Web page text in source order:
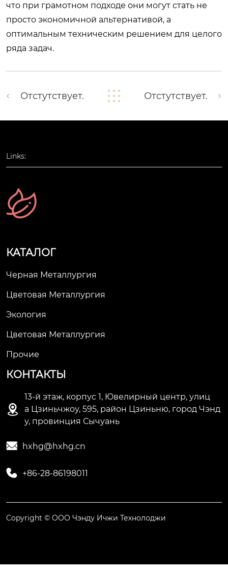
что при грамотном подходе они могут стать не
просто экономичной альтернативой, а
оптимальным техническим решением для целого
ряда задач.
Отстутствует. Отстутствует.
Links:
КАТАЛОГ
Черная Металлургия
Цветовая Металлургия
Экология
Цветовая Металлургия
Прочие
КОНТАКТЫ

13-й этаж, корпус 1, Ювелирный центр, улиц
а Цзиньчжоу, 595, район Цзиньню, город Чэнд
у, провинция Сычуань
 hxhg@hxhg.cn
 +86-28-86198011
Copyright © ООО Чэнду Ичжи Технолоджи